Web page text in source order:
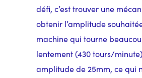
défi, c’est trouver une
obtenir l’amplitude
machine qui tourne
lentement (430 tours/
amplitude de 25mm, ce qui